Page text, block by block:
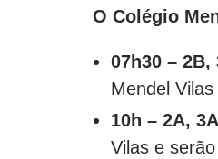
O Colégio
07h30 – 2B,
Mendel
10h – 2A,
Vilas e